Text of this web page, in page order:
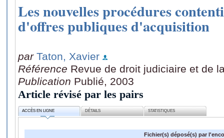
Les nouvelles procédures
d'offres publiques d'acquisition
par Taton, Xavier
Référence Revue de droit judiciaire et de
Publication Publié, 2003
Article révisé par les pairs
ACCÈS EN LIGNE DÉTAILS STATISTIQUES
Fichier(s) déposé(s) par